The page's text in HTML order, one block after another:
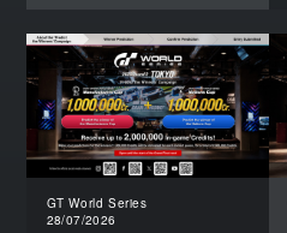
GT World Series
28/07/2026